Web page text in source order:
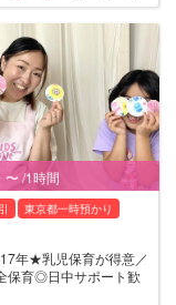
〜 /1時間
東京都一時預かり
年★乳児保育が得意／
保育◎日中サポート歓